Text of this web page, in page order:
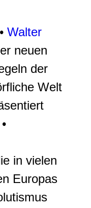
Walter
neuen
der
Welt
in vielen
Europas